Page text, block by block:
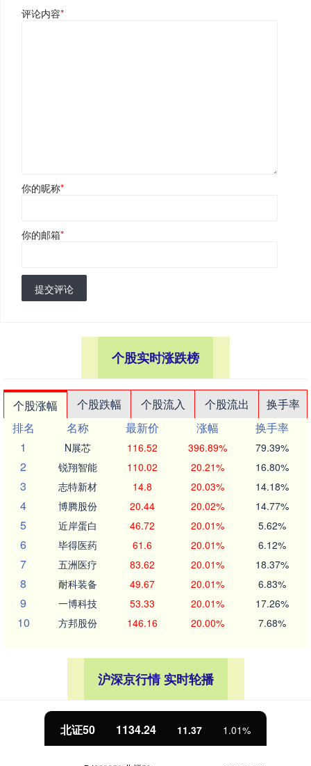
评论内容*
你的昵称*
你的邮箱*
提交评论
个股实时涨跌榜
个股涨幅 个股跌幅 个股流入 个股流出
换手率
排名
名称 最新价 涨幅
换手率
1
N展芯 116.52 396.89% 79.39%
2 锐翔智能 110.02 20.21% 16.80%
3 志特新材 14.8 20.03% 14.18%
4 博腾股份 20.44 20.02% 14.77%
5 近岸蛋白 46.72 20.01% 5.62%
6 毕得医药 61.6 20.01% 6.12%
7 五洲医疗 83.62 20.01% 18.37%
8 耐科装备 49.67 20.01% 6.83%
9 一博科技 53.33 20.01% 17.26%
10 方邦股份 146.16 20.00% 7.68%
沪深京行情 实时轮播
北证50 1134.24 11.37 1.01%